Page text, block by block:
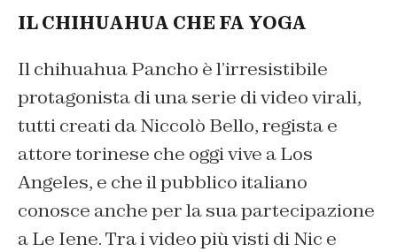
IL CHIHUAHUA CHE FA YOGA
Il chihuahua Pancho è l’irresistibile
protagonista di una serie di video virali,
tutti creati da Niccolò Bello, regista e
attore torinese che oggi vive a Los
Angeles, e che il pubblico italiano
conosce anche per la sua partecipazione
a Le Iene. Tra i video più visti di Nic e